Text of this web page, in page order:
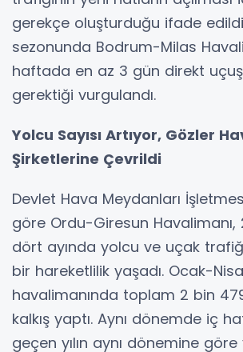
gerekçe oluşturduğu ifade
sezonunda Bodrum-Milas
haftada en az 3 gün direkt uçuş
gerektiği vurgulandı.
Yolcu Sayısı Artıyor, Gözler
Şirketlerine Çevrildi
Devlet Hava Meydanları
göre Ordu-Giresun Havalimanı,
dört ayında yolcu ve uçak
bir hareketlilik yaşadı. Ocak-
havalimanında toplam 2 bin
kalkış yaptı. Aynı dönemde iç
geçen yılın aynı dönemine göre